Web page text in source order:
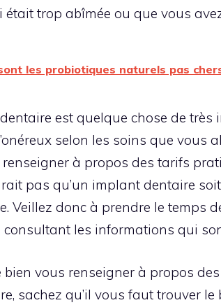
trop abîmée ou que vous
les probiotiques naturels pas
est quelque chose de
selon les soins que vous
à propos des tarifs
pas qu’un implant dentaire
Veillez donc à prendre le temps
les informations qui
bien vous renseigner à propos
sachez qu’il vous faut trouver